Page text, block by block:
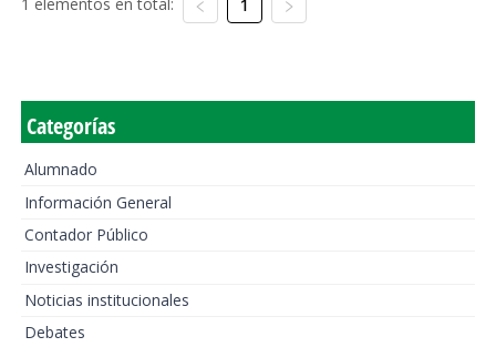
1
Categorías
Alumnado
Información General
Contador Público
Investigación
Noticias institucionales
Debates